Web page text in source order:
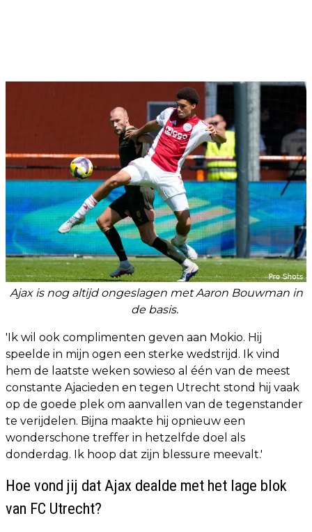
Ajax is nog altijd ongeslagen met Aaron Bouwman in
de basis.
'Ik wil ook complimenten geven aan Mokio. Hij
speelde in mijn ogen een sterke wedstrijd. Ik vind
hem de laatste weken sowieso al één van de meest
constante Ajacieden en tegen Utrecht stond hij vaak
op de goede plek om aanvallen van de tegenstander
te verijdelen. Bijna maakte hij opnieuw een
wonderschone treffer in hetzelfde doel als
donderdag. Ik hoop dat zijn blessure meevalt.'
Hoe vond jij dat Ajax dealde met het lage blok
van FC Utrecht?